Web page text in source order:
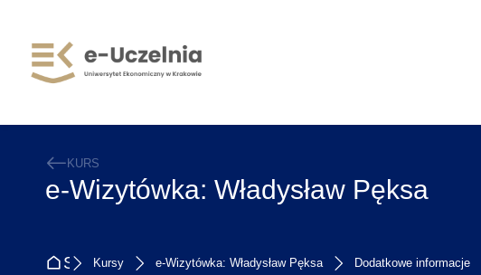
KURS
e-Wizytówka: Władysław Pęksa
Strona główna
Kursy e-Wizytówka: Władysław Pęksa Dodatkowe informacje